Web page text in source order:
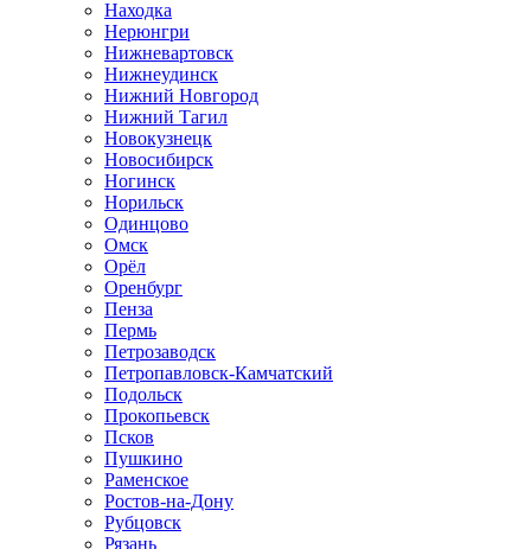
Находка
Нерюнгри
Нижневартовск
Нижнеудинск
Нижний Новгород
Нижний Тагил
Новокузнецк
Новосибирск
Ногинск
Норильск
Одинцово
Омск
Орёл
Оренбург
Пенза
Пермь
Петрозаводск
Петропавловск-Камчатский
Подольск
Прокопьевск
Псков
Пушкино
Раменское
Ростов-на-Дону
Рубцовск
Рязань